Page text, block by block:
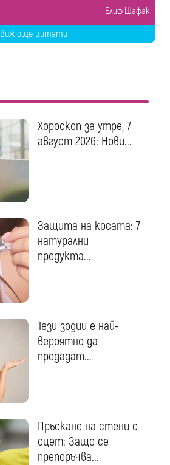
Елиф Шафак
Виж още цитати
Хороскоп за утре, 7
август 2026: Нови...
Защита на косата: 7
натурални
продукта...
Тези зодии е най-
вероятно да
предадат...
Пръскане на стени с
оцет: Защо се
препоръчва...